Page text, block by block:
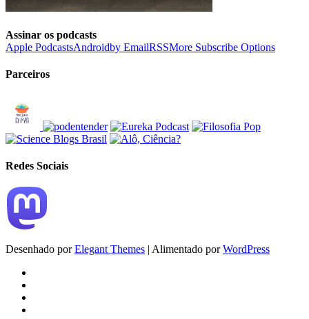
Assinar os podcasts
Apple PodcastsAndroidby EmailRSSMore Subscribe Options
Parceiros
Redes Sociais
Desenhado porElegant Themes | Alimentado porWordPress